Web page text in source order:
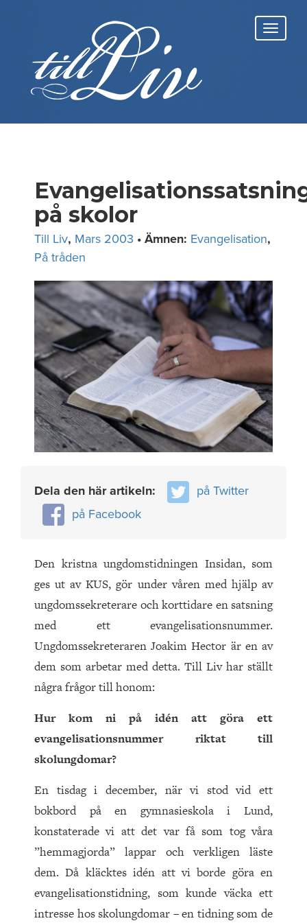
på skolor
Till Liv, Mars 2003 • Ämnen: Evangelisation,
På tråden
Dela den här artikeln:
på Twitter
på Facebook
Den kristna ungdomstidningen Insidan, som
ges ut av KUS, gör under våren med hjälp av
ungdomssekreterare och korttidare en satsning
med ett evangelisationsnummer.
Ungdomssekreteraren Joakim Hector är en av
dem som arbetar med detta. Till Liv har ställt
några frågor till honom:
Hur kom ni på idén att göra ett
evangelisationsnummer riktat till
skolungdomar?
En tisdag i december, när vi stod vid ett
bokbord på en gymnasieskola i Lund,
konstaterade vi att det var få som tog våra
”hemmagjorda” lappar och verkligen läste
dem. Då kläcktes idén att vi borde göra en
evangelisationstidning, som kunde väcka ett
intresse hos skolungdomar – en tidning som de